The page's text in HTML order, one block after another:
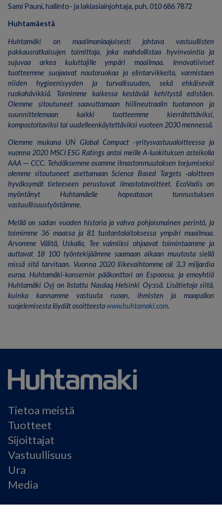
Sami Pauni, hallinto- ja lakiasiainjohtaja, puh. 010 686 7872
Huhtamäestä
Huhtamäki on maailmanlaajuisesti johtava vastuullisten
pakkausratkaisujen toimittaja, joka mahdollistaa hyvinvointia ja
sujuvaa arkea kuluttajille ympäri maailmaa. Innovatiiviset
tuotteemme suojaavat noutoruokaa ja elintarvikkeita, varmistaen
niiden hygieenisyyden ja turvallisuuden, sekä ehkäisevät
ruokahävikkiä. Toimimme kaikessa kestävää kehitystä edistäen.
Olemme sitoutuneet saavuttamaan hiilineutraalin tuotannon ja
suunnittelemaan kaikki tuotteemme kierrätettäviksi,
kompostoitaviksi tai uudelleenkäytettäviksi vuoteen 2030 mennessä.
Olemme mukana UN Global Compact -yritysvastuualoitteessa ja
vuonna 2020 MSCI ESG Ratings antoi meille A-luokituksen asteikolla
AAA ─ CCC. Tehdäksemme osamme ilmastonmuutoksen torjumiseksi
olemme sitoutuneet asettamaan Science Based Targets ‑aloitteen
hyväksymät tieteeseen perustuvat ilmastotavoitteet. EcoVadis on
myöntänyt Huhtamäelle hopeatason tunnustuksen
vastuullisuustyöstämme.
Meillä on sadan vuoden historia ja vahva pohjoismainen perintö, ja
toimimme 36 maassa ja 81 tuotantolaitoksessa ympäri maailmaa.
Arvomme Välitä, Uskalla, Tee valmiiksi ohjaavat toimintaamme ja
auttavat 18 100 työntekijäämme saamaan aikaan muutosta siellä
missä sitä tarvitaan. Vuonna 2020 liikevaihtomme oli 3,3 miljardia
euroa. Huhtamäki-konsernin pääkonttori on Espoossa, ja emoyhtiö
Huhtamäki Oyj on listattu Nasdaq Helsinki Oy:ssä. Lisätietoja siitä,
kuinka kannamme vastuuta ruoan, ihmisten ja maapallon
suojelemisesta löydät osoitteestawww.huhtamaki.com.
Tietoa meistä
Tuotteet
Sijoittajat
Vastuullisuus
Ura
Media